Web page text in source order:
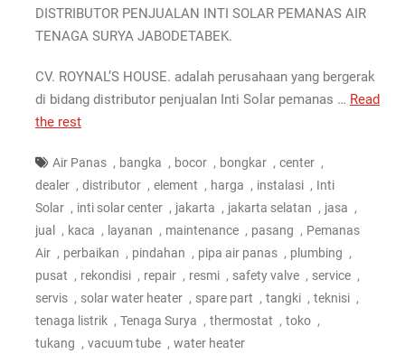
DISTRIBUTOR PENJUALAN INTI SOLAR PEMANAS AIR
TENAGA SURYA JABODETABEK.
CV. ROYNAL’S HOUSE. adalah perusahaan yang bergerak
di bidang distributor penjualan Inti Solar pemanas … Read
the rest
Air Panas , bangka , bocor , bongkar , center ,
dealer , distributor , element , harga , instalasi , Inti
Solar , inti solar center , jakarta , jakarta selatan , jasa ,
jual , kaca , layanan , maintenance , pasang , Pemanas
Air , perbaikan , pindahan , pipa air panas , plumbing ,
pusat , rekondisi , repair , resmi , safety valve , service ,
servis , solar water heater , spare part , tangki , teknisi ,
tenaga listrik , Tenaga Surya , thermostat , toko ,
tukang , vacuum tube , water heater